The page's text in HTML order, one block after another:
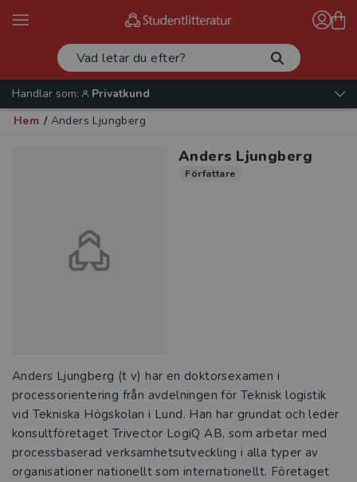
Handlar som:
Privatkund
Hem / Anders Ljungberg
Anders Ljungberg
Författare
Anders Ljungberg (t v) har en doktorsexamen i
processorientering från avdelningen för Teknisk logistik
vid Tekniska Högskolan i Lund. Han har grundat och leder
konsultföretaget Trivector LogiQ AB, som arbetar med
processbaserad verksamhetsutveckling i alla typer av
organisationer nationellt som internationellt. Företaget